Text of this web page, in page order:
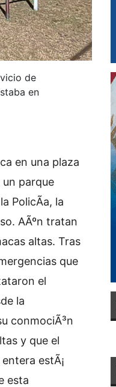
de
en
en una plaza
un parque
PolicÃ­a, la
AÃºn tratan
altas. Tras
que
el
la
conmociÃ³n
y que el
estÃ¡
esta